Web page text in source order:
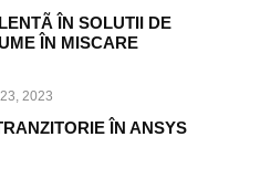
ÎN SOLUTII DE
ÎN MISCARE
2023
ÎN ANSYS